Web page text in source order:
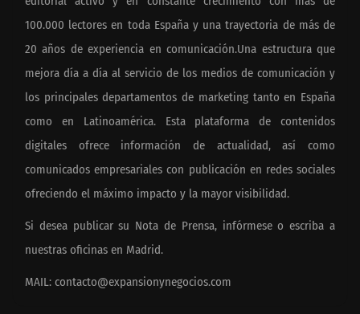
100.000 lectores en toda España y una trayectoria de más de
20 años de experiencia en comunicación.Una estructura que
mejora día a día al servicio de los medios de comunicación y
los principales departamentos de marketing tanto en España
como en Latinoamérica. Esta plataforma de contenidos
digitales ofrece información de actualidad, así como
comunicados empresariales con publicación en redes sociales
ofreciendo el máximo impacto y la mayor visibilidad.
Si desea publicar su Nota de Prensa, infórmese o escriba a
nuestras oficinas en Madrid.
MAIL: contacto@expansionynegocios.com